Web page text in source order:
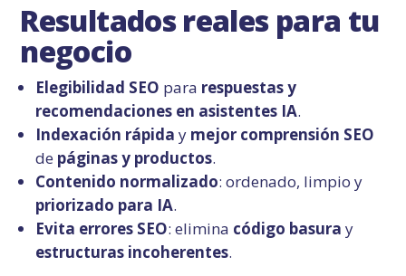
Resultados reales para tu
negocio
Elegibilidad SEO para respuestas y
recomendaciones en asistentes IA.
Indexación rápida y mejor comprensión SEO
de páginas y productos.
Contenido normalizado: ordenado, limpio y
priorizado para IA.
Evita errores SEO: elimina código basura y
estructuras incoherentes.